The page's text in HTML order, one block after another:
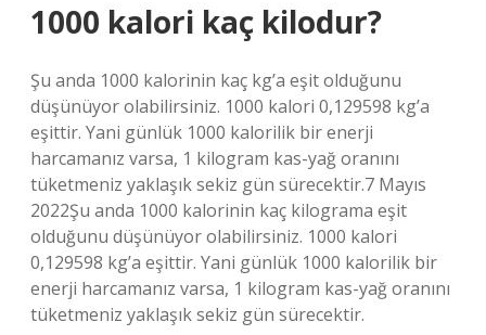
1000 kalori kaç kilodur?
Şu anda 1000 kalorinin kaç kg’a eşit olduğunu
düşünüyor olabilirsiniz. 1000 kalori 0,129598 kg’a
eşittir. Yani günlük 1000 kalorilik bir enerji
harcamanız varsa, 1 kilogram kas-yağ oranını
tüketmeniz yaklaşık sekiz gün sürecektir.7 Mayıs
2022Şu anda 1000 kalorinin kaç kilograma eşit
olduğunu düşünüyor olabilirsiniz. 1000 kalori
0,129598 kg’a eşittir. Yani günlük 1000 kalorilik bir
enerji harcamanız varsa, 1 kilogram kas-yağ oranını
tüketmeniz yaklaşık sekiz gün sürecektir.